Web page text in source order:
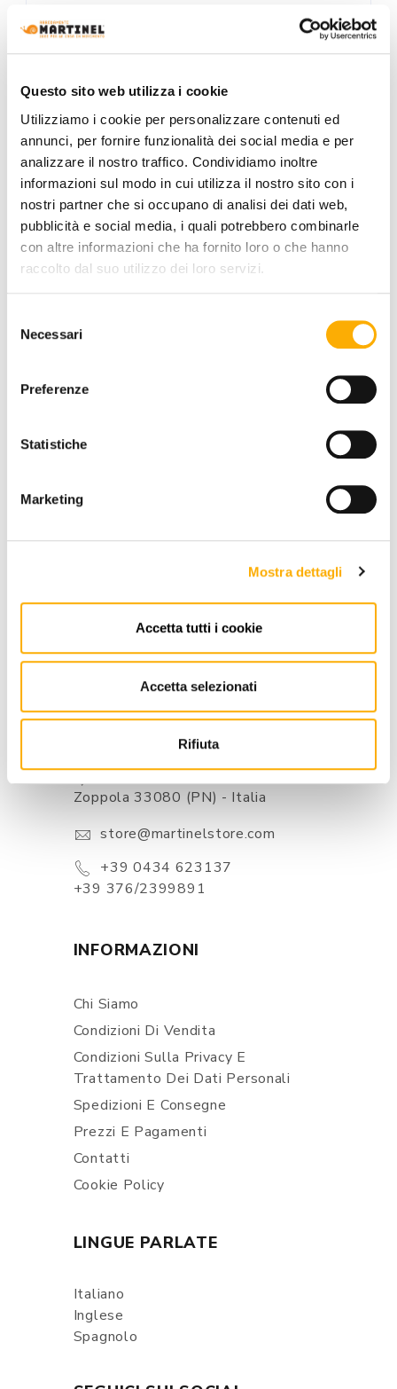
Questo sito web utilizza i cookie
Utilizziamo i cookie per personalizzare contenuti ed
annunci, per fornire funzionalità dei social media e per
analizzare il nostro traffico. Condividiamo inoltre
informazioni sul modo in cui utilizza il nostro sito con i
nostri partner che si occupano di analisi dei dati web,
pubblicità e social media, i quali potrebbero combinarle
con altre informazioni che ha fornito loro o che hanno
raccolto dal suo utilizzo dei loro servizi.
delNecessari
Preferenze
Statistiche
Marketing
Mostra dettagli
Accetta tutti i cookie
Accetta selezionati
Rifiuta
+0€ +1821€
QUANTITÀ:
- +
€ 7.285,11
ACQUISTA
Via Pordenone, 1 - Poincicco Di
Zoppola 33080 (PN) - Italia
store@martinelstore.com
+39 0434 623137
+39 376/2399891
INFORMAZIONI
Chi Siamo
Condizioni Di Vendita
Condizioni Sulla Privacy E
Trattamento Dei Dati Personali
Spedizioni E Consegne
Prezzi E Pagamenti
Contatti
Cookie Policy
LINGUE PARLATE
Italiano
Inglese
Spagnolo